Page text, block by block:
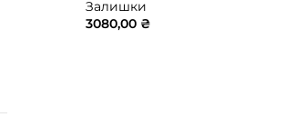
Залишки
3080,00 ₴